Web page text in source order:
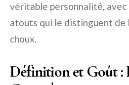
véritable personnalité, avec
atouts qui le distinguent de
choux.
Définition et Goût :